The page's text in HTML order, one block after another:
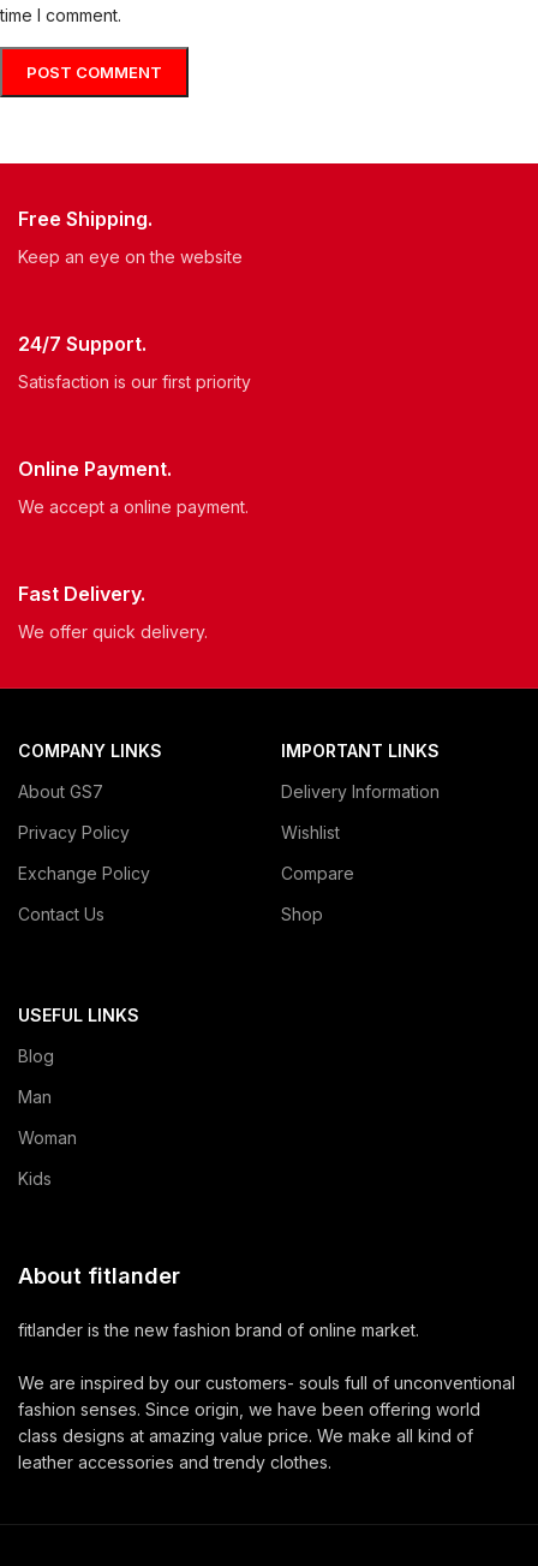
time I comment.
Free Shipping.
Keep an eye on the website
24/7 Support.
Satisfaction is our first priority
Online Payment.
We accept a online payment.
Fast Delivery.
We offer quick delivery.
COMPANY LINKS
About GS7
Privacy Policy
Exchange Policy
Contact Us
IMPORTANT LINKS
Delivery Information
Wishlist
Compare
Shop
USEFUL LINKS
Blog
Man
Woman
Kids
About fitlander
fitlander is the new fashion brand of online market.
We are inspired by our customers- souls full of unconventional
fashion senses. Since origin, we have been offering world
class designs at amazing value price. We make all kind of
leather accessories and trendy clothes.